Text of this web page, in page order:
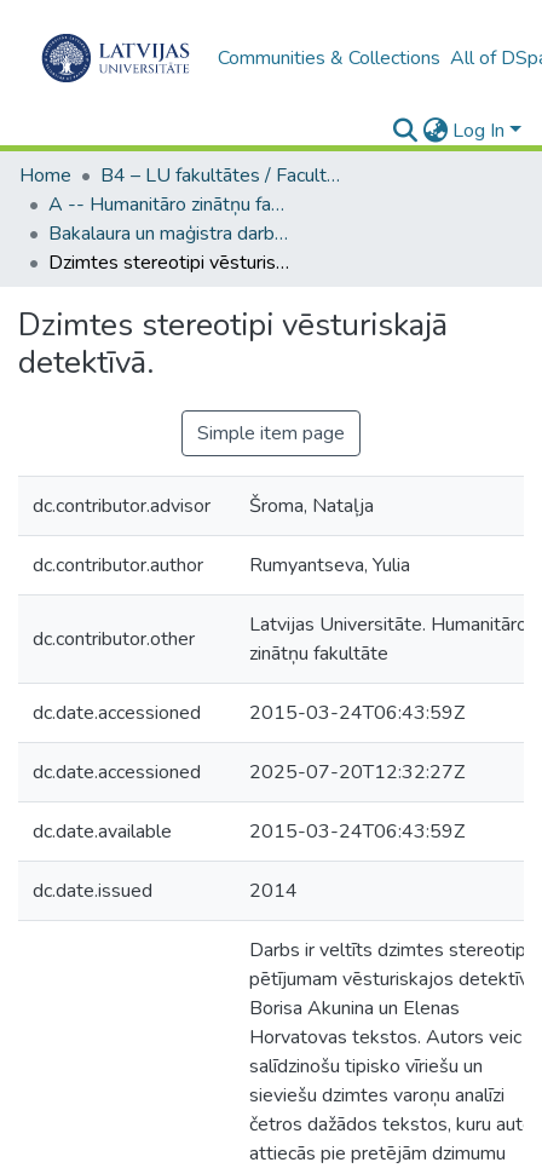
Communities & Collections All of
Log In
Home
B4 – LU fakultātes / Faculties of the UL
A -- Humanitāro zinātņu fakultāte / Faculty of Humanities
Bakalaura un maģistra darbi (HZF) / Bachelor's and Master's theses
Dzimtes stereotipi vēsturiskajā detektīvā.
Dzimtes stereotipi vēsturiskajā
detektīvā.
Simple item page
dc.contributor.advisor Šroma, Nataļja
dc.contributor.author Rumyantseva, Yulia
dc.contributor.other
Latvijas Universitāte. Humanitāro
zinātņu fakultāte
dc.date.accessioned 2015-03-24T06:43:59Z
dc.date.accessioned 2025-07-20T12:32:27Z
dc.date.available 2015-03-24T06:43:59Z
dc.date.issued 2014
Darbs ir veltīts dzimtes stereotipu
pētījumam vēsturiskajos detektīvu
Borisa Akunina un Elenas
Horvatovas tekstos. Autors veic
salīdzinošu tipisko vīriešu un
sieviešu dzimtes varoņu analīzi
četros dažādos tekstos, kuru autori
attiecās pie pretējām dzimumu